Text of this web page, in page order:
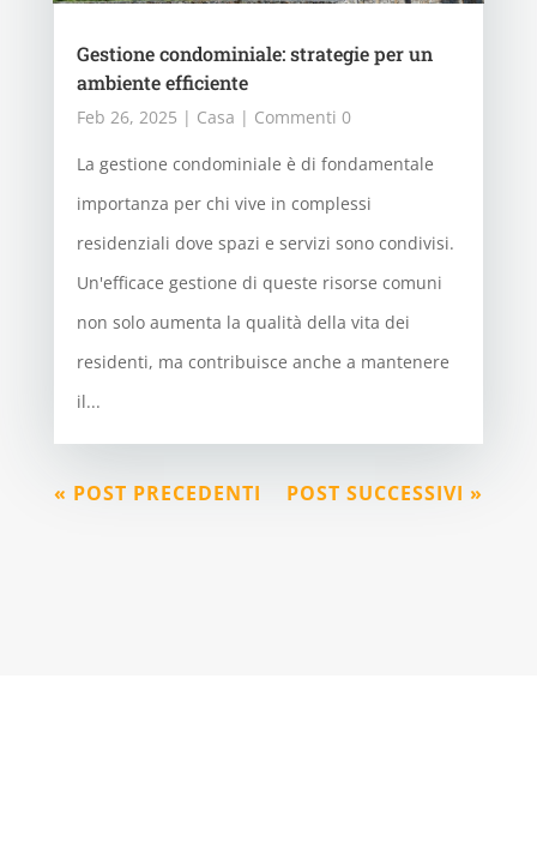
Gestione condominiale: strategie per un
ambiente efficiente
Feb 26, 2025 | Casa | Commenti 0
La gestione condominiale è di fondamentale
importanza per chi vive in complessi
residenziali dove spazi e servizi sono condivisi.
Un'efficace gestione di queste risorse comuni
non solo aumenta la qualità della vita dei
residenti, ma contribuisce anche a mantenere
il...
« POST PRECEDENTI POST SUCCESSIVI »